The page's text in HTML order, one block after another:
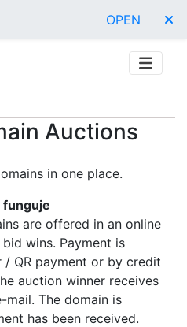
OPEN
Auctions
in one place.
funguje
are offered in an online
wins. Payment is
QR payment or by credit
auction winner receives
The domain is
has been received.